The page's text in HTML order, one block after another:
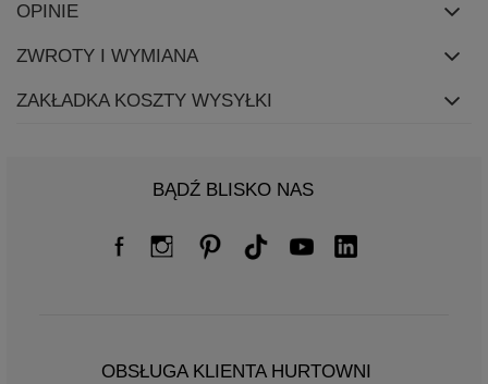
OPINIE
ZWROTY I WYMIANA
ZAKŁADKA KOSZTY WYSYŁKI
BĄDŹ BLISKO NAS
OBSŁUGA KLIENTA HURTOWNI